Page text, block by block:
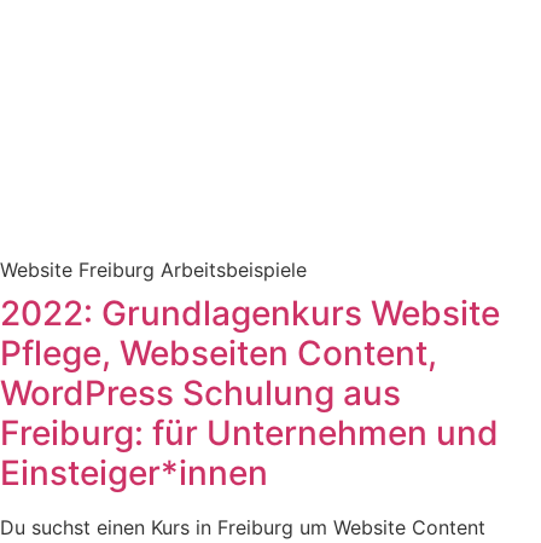
Website Freiburg Arbeitsbeispiele
2022: Grundlagenkurs Website
Pflege, Webseiten Content,
WordPress Schulung aus
Freiburg: für Unternehmen und
Einsteiger*innen
Du suchst einen Kurs in Freiburg um Website Content